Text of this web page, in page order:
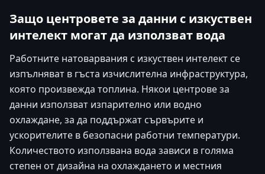
Защо центровете за данни с изкуствен
интелект могат да използват вода
Работните натоварвания с изкуствен интелект се
изпълняват в гъста изчислителна инфраструктура,
която произвежда топлина. Някои центрове за
данни използват изпарително или водно
охлаждане, за да поддържат сървърите и
ускорителите в безопасни работни температури.
Количеството използвана вода зависи в голяма
степен от дизайна на охлаждането и местния